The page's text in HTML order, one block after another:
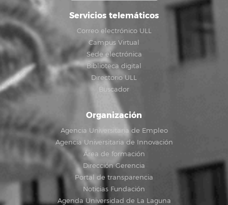
Servicios telemáticos
Correo electrónico ULL
Campus Virtual
Sede electrónica
Biblioteca digital
Directorio ULL
Buscador
Organización
Agencia Universitaria de Empleo
Agencia Universitaria de Innovación
Área de formación
Dirección Gerencia
Portal de transparencia
Noticias Fundación
Agenda Universidad de La Laguna